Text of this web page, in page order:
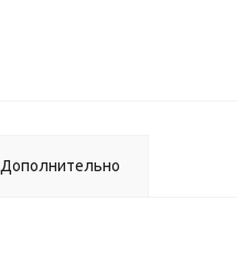
Дополнительно